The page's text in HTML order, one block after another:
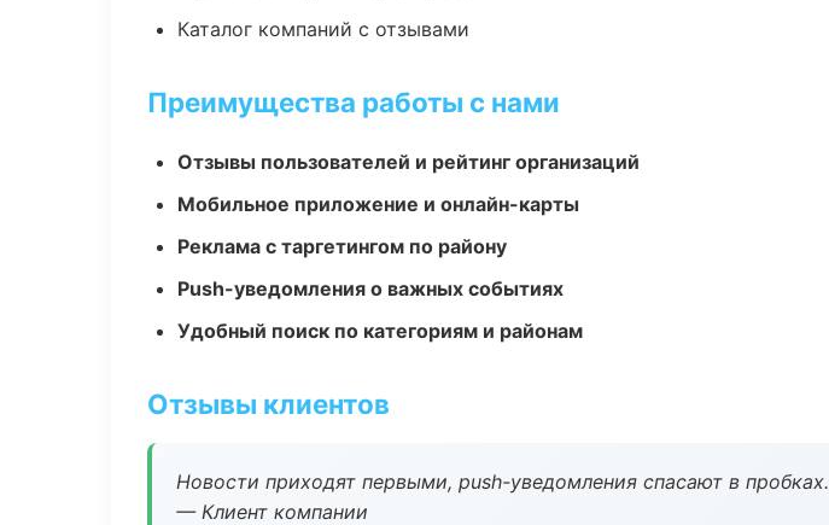
Каталог компаний с отзывами
Преимущества работы с нами
Отзывы пользователей и рейтинг организаций
Мобильное приложение и онлайн-карты
Реклама с таргетингом по району
Push-уведомления о важных событиях
Удобный поиск по категориям и районам
Отзывы клиентов
Новости приходят первыми, push-уведомления спасают в пробках.
— Клиент компании